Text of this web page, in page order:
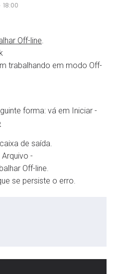
18:00
Off-line.
trabalhando em modo Off-
forma: vá em Iniciar -
caixa de saída.
Arquivo -
Off-line.
se persiste o erro.